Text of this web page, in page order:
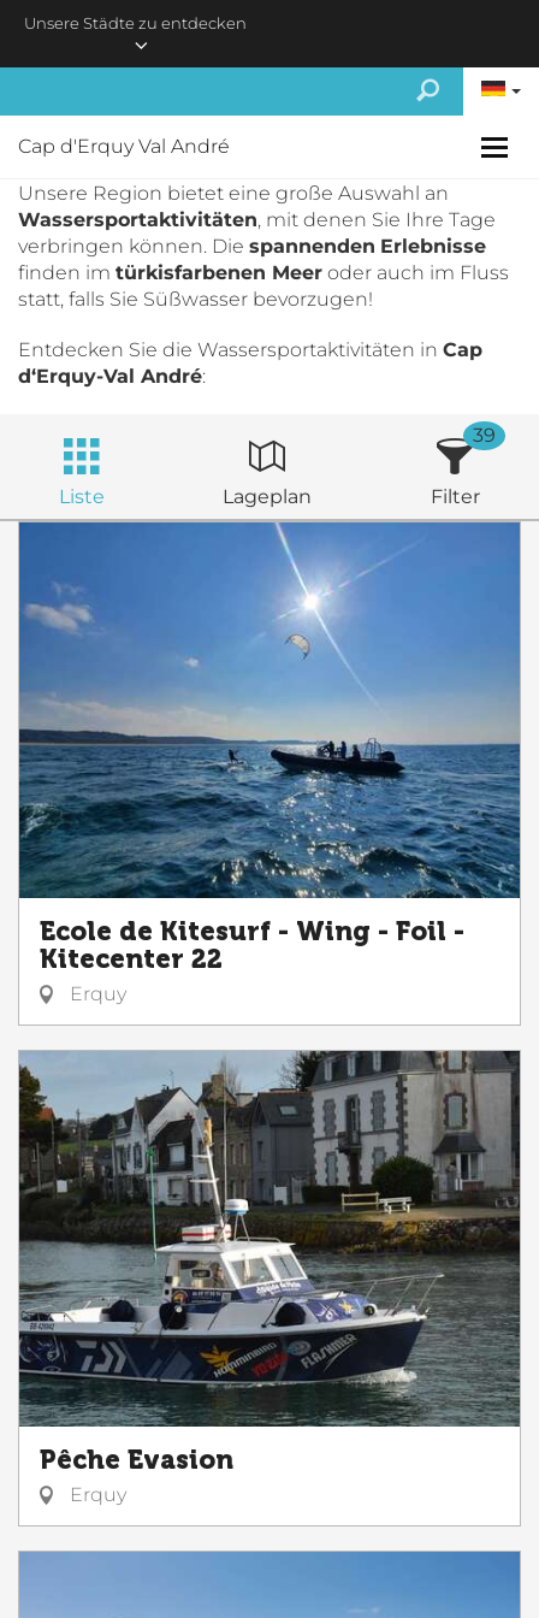
Skip to main content
Unsere Städte zu entdecken
Cap d'Erquy Val André
Unsere Region bietet eine große Auswahl an
Wassersportaktivitäten, mit denen Sie Ihre Tage
verbringen können. Die spannenden Erlebnisse
finden im türkisfarbenen Meer oder auch im Fluss
statt, falls Sie Süßwasser bevorzugen!
Entdecken Sie die Wassersportaktivitäten in Cap
d‘Erquy-Val André:
Liste Lageplan Filter
39
Ecole de Kitesurf - Wing - Foil -
Kitecenter 22
Erquy
Pêche Evasion
Erquy